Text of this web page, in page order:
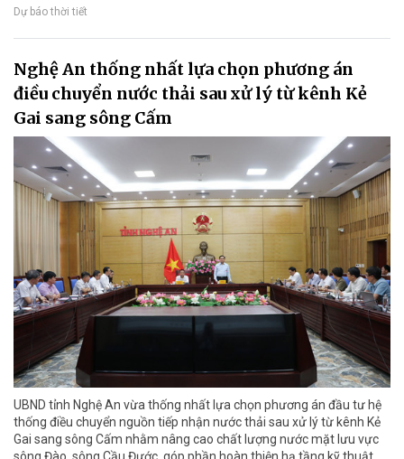
Dự báo thời tiết
Nghệ An thống nhất lựa chọn phương án
điều chuyển nước thải sau xử lý từ kênh Kẻ
Gai sang sông Cấm
UBND tỉnh Nghệ An vừa thống nhất lựa chọn phương án đầu tư hệ
thống điều chuyển nguồn tiếp nhận nước thải sau xử lý từ kênh Kẻ
Gai sang sông Cấm nhằm nâng cao chất lượng nước mặt lưu vực